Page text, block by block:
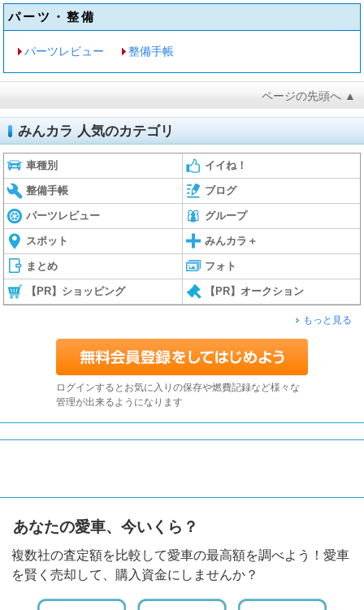
パーツ・整備
パーツレビュー 整備手帳
ページの先頭へ ▲
みんカラ 人気のカテゴリ
車種別 イイね！
整備手帳 ブログ
パーツレビュー グループ
スポット みんカラ＋
まとめ フォト
【PR】ショッピング 【PR】オークション
もっと見る
ログインするとお気に入りの保存や燃費記録など様々な
管理が出来るようになります
あなたの愛車、今いくら？
複数社の査定額を比較して愛車の最高額を調べよう！愛車
を賢く売却して、購入資金にしませんか？